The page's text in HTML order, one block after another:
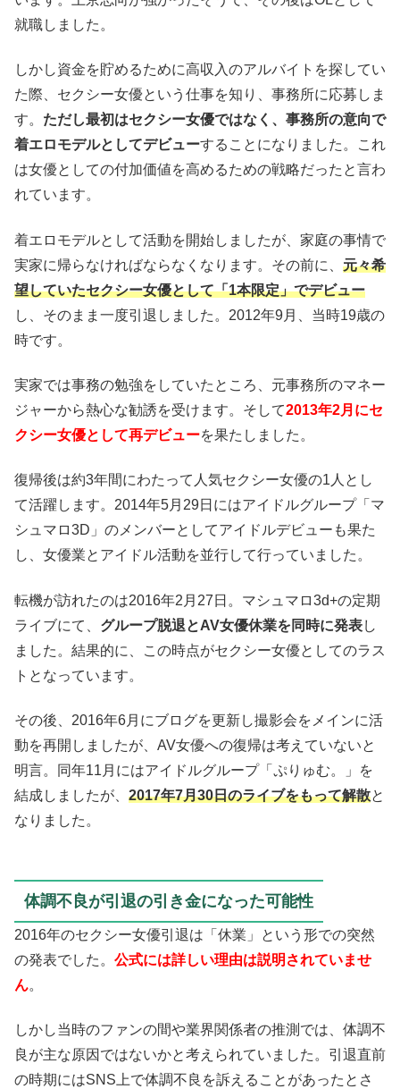
就職しました。
しかし資金を貯めるために高収入のアルバイトを探してい
た際、セクシー女優という仕事を知り、事務所に応募しま
す。 ただし最初はセクシー女優ではなく、事務所の意向で
着エロモデルとしてデビューすることになりました。これ
は女優としての付加価値を高めるための戦略だったと言わ
れています。
着エロモデルとして活動を開始しましたが、家庭の事情で
実家に帰らなければならなくなります。その前に、 元々希
望していたセクシー女優として「1本限定」でデビュー
し、そのまま一度引退しました。2012年9月、当時19歳の
時です。
実家では事務の勉強をしていたところ、元事務所のマネー
ジャーから熱心な勧誘を受けます。そして2013年2月にセ
クシー女優として再デビューを果たしました。
復帰後は約3年間にわたって人気セクシー女優の1人とし
て活躍します。2014年5月29日にはアイドルグループ「マ
シュマロ3D」のメンバーとしてアイドルデビューも果た
し、女優業とアイドル活動を並行して行っていました。
転機が訪れたのは2016年2月27日。マシュマロ3d+の定期
ライブにて、 グループ脱退とAV女優休業を同時に発表し
ました。結果的に、この時点がセクシー女優としてのラス
トとなっています。
その後、2016年6月にブログを更新し撮影会をメインに活
動を再開しましたが、AV女優への復帰は考えていないと
明言。同年11月にはアイドルグループ「ぷりゅむ。」を
結成しましたが、 2017年7月30日のライブをもって解散と
なりました。
体調不良が引退の引き金になった可能性
2016年のセクシー女優引退は「休業」という形での突然
の発表でした。 公式には詳しい理由は説明されていませ
ん。
しかし当時のファンの間や業界関係者の推測では、体調不
良が主な原因ではないかと考えられていました。引退直前
の時期にはSNS上で体調不良を訴えることがあったとさ